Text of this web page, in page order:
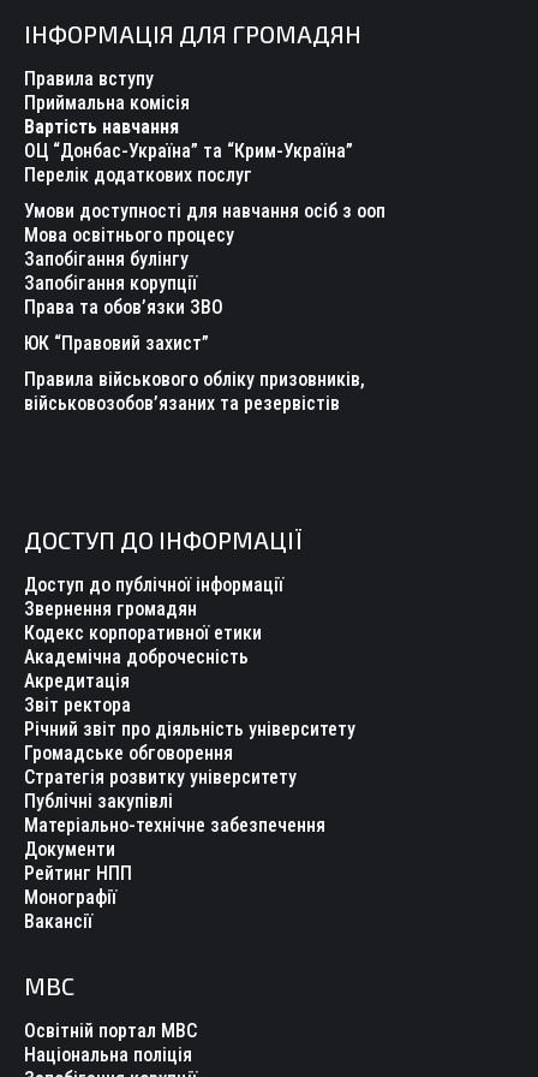
opens
in
new
window
opens
in
new
window
opens
in
new
window
opens
in
new
window
opens
new
opens
ІНФОРМАЦІЯ ДЛЯ ГРОМАДЯН
Правила вступу
Приймальна комісія
Вартість навчання
ОЦ “Донбас-Україна” та “Крим-Україна”
Перелік додаткових послуг
Умови доступності для навчання осіб з ооп
Мова освітнього процесу
Запобігання булінгу
Запобігання корупції
Права та обов’язки ЗВО
ЮК “Правовий захист”
Правила військового обліку призовників,
військовозобов’язаних та резервістів
ДОСТУП ДО ІНФОРМАЦІЇ
Доступ до публічної інформації
Звернення громадян
Кодекс корпоративної етики
Академічна доброчесність
Акредитація
Звіт ректора
Річний звіт про діяльність університету
Громадське обговорення
Стратегія розвитку університету
Публічні закупівлі
Матеріально-технічне забезпечення
Документи
Рейтинг НПП
Монографії
Вакансії
МВС
Освітній портал МВС
Національна поліція